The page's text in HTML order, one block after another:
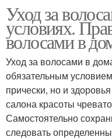
Уход за
условиях.
волосами в
Уход за волосами в
обязательным
прически, но и
салона красоты
Самостоятельно
следовать